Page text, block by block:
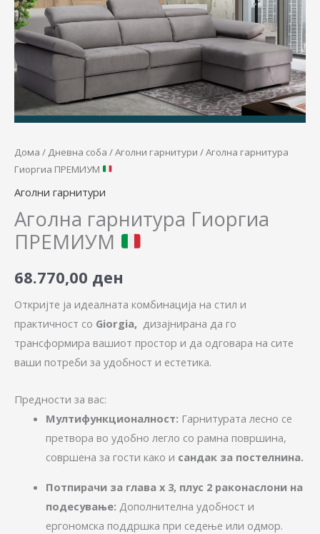
Дома / Дневна соба /Аголни гарнитури / Аголна гарнитура
Гиоргиа ПРЕМИУМ
Аголни гарнитури
Аголна гарнитура Гиоргиа
ПРЕМИУМ
68.770,00 ден
Откријте ја идеалната комбинација на стил и
практичност со Giorgia, дизајнирана да го
трансформира вашиот простор и да одговара на сите
ваши потреби за удобност и естетика.
Предности за вас:
Мултифункционалност: Гарнитурата лесно се
претвора во удобно легло со рамна површина,
совршена за гости како и сандак за постелнина.
Потпирачи за глава х 3, плус 2 раконаслони на
подесување: Дополнителна удобност и
ергономска поддршка при седење или одмор.
количина